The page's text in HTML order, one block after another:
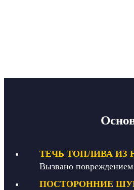
ТЕЧЬ ТОПЛИВА ИЗ
Вызвано повреждением
ПОСТОРОННИЕ